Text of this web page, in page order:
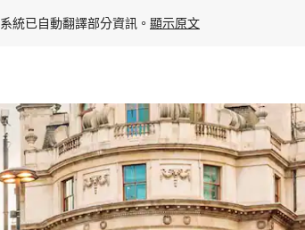
系統已自動翻譯部分資訊。 顯示原文